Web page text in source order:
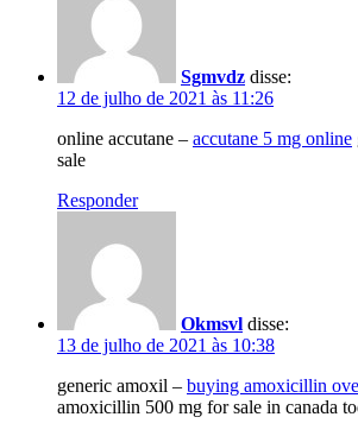
Sgmvdz disse:
12 de julho de 2021 às 11:26
online accutane – accutane 5 mg online
sale
Responder
Okmsvl disse:
13 de julho de 2021 às 10:38
generic amoxil – buying amoxicillin
amoxicillin 500 mg for sale in canada